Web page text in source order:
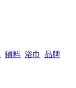
辅料 浴巾 品牌